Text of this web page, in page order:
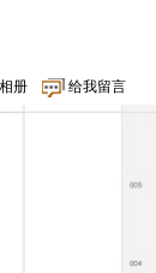
册 给我留言